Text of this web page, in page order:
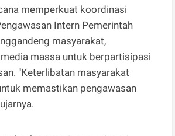
memperkuat koordinasi
Intern Pemerintah
masyarakat,
massa untuk berpartisipasi
"Keterlibatan masyarakat
memastikan pengawasan